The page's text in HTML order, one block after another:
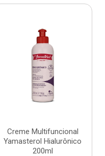
Creme Multifuncional
Yamasterol Hialurônico
200ml